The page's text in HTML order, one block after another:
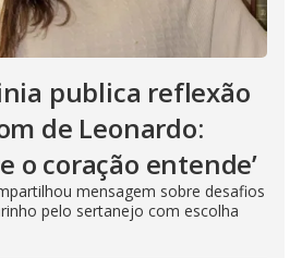
publica reflexão
de Leonardo:
o coração entende’
mensagem sobre desafios
pelo sertanejo com escolha